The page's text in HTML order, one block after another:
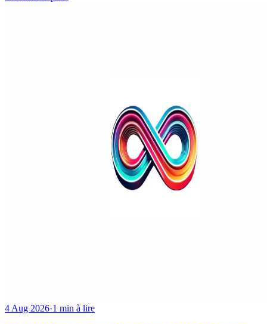
4 Aug 2026·1 min à lire